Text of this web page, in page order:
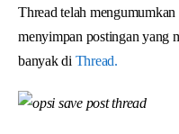
Thread telah
menyimpan postingan yang
banyak di Thread.